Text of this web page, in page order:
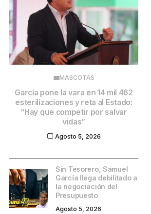
MASCOTAS
García pone la vara en 14 mil 462
esterilizaciones y reta al Estado:
“Hay que competir por salvar
vidas”
Agosto 5, 2026
Sin Tesorero, Samuel
García llega debilitado a
la negociación del
Presupuesto
Agosto 5, 2026